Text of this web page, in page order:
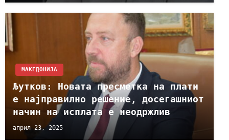
МАКЕДОНИЈА
Љутков: Новата пресметка на плати
е најправилно решение, досегашниот
начин на исплата е неодржлив
април 23, 2025